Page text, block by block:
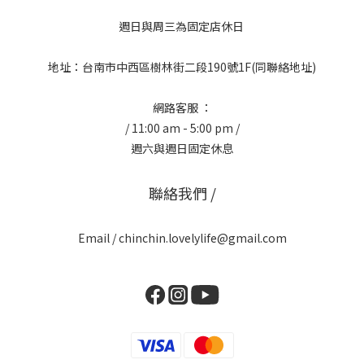
週日與周三為固定店休日
地址：台南市中西區樹林街二段190號1F(同聯絡地址)
網路客服 ：
/ 11:00 am - 5:00 pm /
週六與週日固定休息
聯絡我們 /
Email / chinchin.lovelylife@gmail.com